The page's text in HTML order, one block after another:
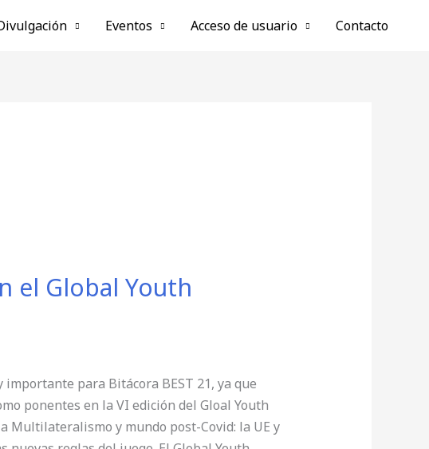
Eventos Acceso de usuario Contacto
el Global Youth
para Bitácora BEST 21, ya que
ponentes en la VI edición del Gloal Youth
Multilateralismo y mundo post-Covid: la UE y